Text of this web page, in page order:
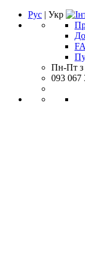
Рус | Укр
Пн-Пт з
093 067